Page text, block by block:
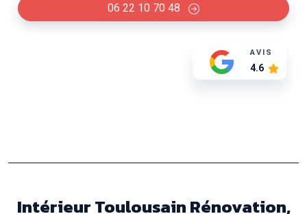
06 22 10 70 48
AVIS
4.6
Intérieur Toulousain Rénovation,